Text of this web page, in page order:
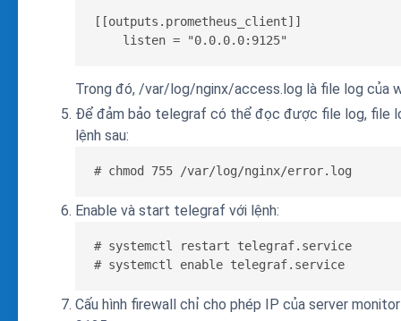
[[outputs.prometheus_client]]
listen = "0.0.0.0:9125"
Trong đó, /var/log/nginx/access.log là file log của
Để đảm bảo telegraf có thể đọc được file log, file
lệnh sau:
# chmod 755 /var/log/nginx/error.log
Enable và start telegraf với lệnh:
# systemctl restart telegraf.service
# systemctl enable telegraf.service
Cấu hình firewall chỉ cho phép IP của server